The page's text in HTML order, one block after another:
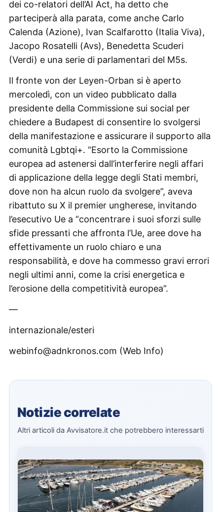
dei co-relatori dell’AI Act, ha detto che
parteciperà alla parata, come anche Carlo
Calenda (Azione), Ivan Scalfarotto (Italia Viva),
Jacopo Rosatelli (Avs), Benedetta Scuderi
(Verdi) e una serie di parlamentari del M5s.
Il fronte von der Leyen-Orban si è aperto
mercoledì, con un video pubblicato dalla
presidente della Commissione sui social per
chiedere a Budapest di consentire lo svolgersi
della manifestazione e assicurare il supporto alla
comunità Lgbtqi+. “Esorto la Commissione
europea ad astenersi dall’interferire negli affari
di applicazione della legge degli Stati membri,
dove non ha alcun ruolo da svolgere”, aveva
ribattuto su X il premier ungherese, invitando
l’esecutivo Ue a “concentrare i suoi sforzi sulle
sfide pressanti che affronta l’Ue, aree dove ha
effettivamente un ruolo chiaro e una
responsabilità, e dove ha commesso gravi errori
negli ultimi anni, come la crisi energetica e
l’erosione della competitività europea”.
—
internazionale/esteri
webinfo@adnkronos.com (Web Info)
Notizie correlate
Altri articoli da Avvisatore.it che potrebbero interessarti